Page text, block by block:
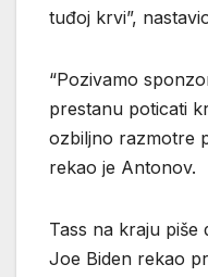
tuđoj krvi”,
“Pozivamo
prestanu poticati
ozbiljno razmotre
rekao je Antonov.
Tass na kraju piše
Joe Biden rekao